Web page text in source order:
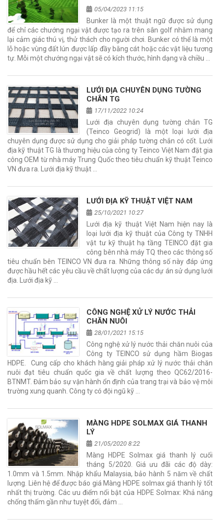
05/04/2023 11:15
Bunker là một thuật ngữ được sử dụng
để chỉ các chướng ngại vật được tạo ra trên sân golf nhằm mang
lại cảm giác thú vị, thử thách cho người chơi. Bunker có thể là một
lỗ hoặc vùng đất lún được lấp đầy bằng cát hoặc các vật liệu tương
tự. Mỗi một chướng ngại vật sẽ có kích thước, hình dạng và chiều …
LƯỚI ĐỊA CHUYÊN DỤNG TƯỜNG
CHẮN TG
17/11/2022 10:24
Lưới địa chuyên dụng tường chắn TG
(Teinco Geogrid) là một loại lưới địa
chuyên dụng được sử dụng cho giải pháp tường chắn có cốt. Lưới
địa kỹ thuật TG là thương hiệu của công ty Teinco Việt Nam đặt gia
công OEM từ nhà máy Trung Quốc theo tiêu chuẩn kỹ thuật Teinco
VN đưa ra. Lưới địa kỹ thuật …
LƯỚI ĐỊA KỸ THUẬT VIỆT NAM
25/10/2021 10:27
Lưới địa kỹ thuật Việt Nam hiện nay là
loại lưới địa kỹ thuật của Công ty TNHH
vật tư kỹ thuật hạ tầng TEINCO đặt gia
công bên nhà máy TQ theo các thông số
tiêu chuẩn bên TEINCO VN đưa ra. Những thông số này đáp ứng
được hầu hết các yêu cầu về chất lượng của các dự án sử dụng lưới
địa. Lưới địa kỹ …
CÔNG NGHỆ XỬ LÝ NƯỚC THẢI
CHĂN NUÔI
28/01/2021 15:15
Công nghệ xử lý nước thải chăn nuôi của
Công ty TEINCO sử dụng hầm Biogas
HDPE. Cung cấp cho khách hàng giải pháp xử lý nước thải chăn
nuôi đạt tiêu chuẩn quốc gia về chất lượng theo QC62/2016-
BTNMT. Đảm bảo sự vận hành ổn định của trang trại và bảo vệ môi
trường xung quanh. Công ty có đội ngũ kỹ …
MÀNG HDPE SOLMAX GIÁ THANH
LÝ
21/05/2020 8:22
Màng HDPE Solmax giá thanh lý cuối
tháng 5/2020. Giá ưu đãi các độ dày:
1.0mm và 1.5mm. Nhập khẩu Malaysia, bảo hành 5 năm về chất
lượng. Liên hệ để được báo giá Màng HDPE solmax giá thanh lý tốt
nhất thị trường. Các ưu điểm nổi bật của HDPE Solmax: Khả năng
chống thấm gần như tuyệt đối, đảm …